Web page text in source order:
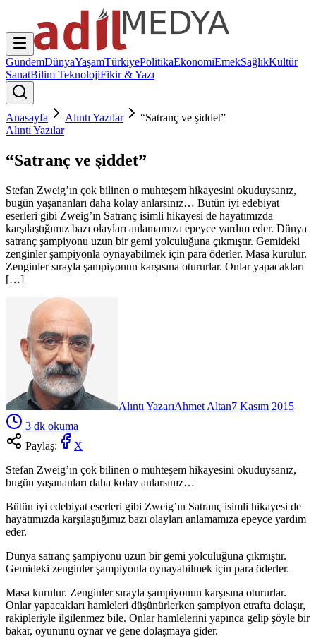
GündemDünyaYaşamTürkiyePolitikaEkonomiEmekSağlıkKültür
SanatBilim TeknolojiFikir & Yazı
Anasayfa Alıntı Yazılar
“Satranç ve şiddet”
Alıntı Yazılar
“Satranç ve şiddet”
Stefan Zweig’ın çok bilinen o muhteşem hikayesini okuduysanız,
bugün yaşananları daha kolay anlarsınız… Bütün iyi edebiyat
eserleri gibi Zweig’ın Satranç isimli hikayesi de hayatımızda
karşılaştığımız bazı olayları anlamamıza epeyce yardım eder. Dünya
satranç şampiyonu uzun bir gemi yolculuğuna çıkmıştır. Gemideki
zenginler şampiyonla oynayabilmek için para öderler. Masa kurulur.
Zenginler sırayla şampiyonun karşısına otururlar. Onlar yapacakları
[…]
Alıntı YazarıAhmet Altan7 Kasım 2015
3 dk okuma
Paylaş:
X
Stefan Zweig’ın çok bilinen o muhteşem hikayesini okuduysanız,
bugün yaşananları daha kolay anlarsınız…
Bütün iyi edebiyat eserleri gibi Zweig’ın Satranç isimli hikayesi de
hayatımızda karşılaştığımız bazı olayları anlamamıza epeyce yardım
eder.
Dünya satranç şampiyonu uzun bir gemi yolculuğuna çıkmıştır.
Gemideki zenginler şampiyonla oynayabilmek için para öderler.
Masa kurulur. Zenginler sırayla şampiyonun karşısına otururlar.
Onlar yapacakları hamleleri düşünürlerken şampiyon etrafta dolaşır,
rakipleriyle ilgilenmez bile. Onlar hamlelerini yapınca gelip şöyle bir
bakar, oyununu oynar ve gene dolaşmaya gider.